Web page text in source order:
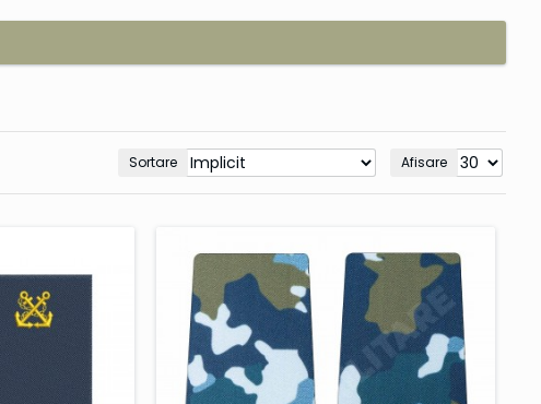
Sortare Afisare